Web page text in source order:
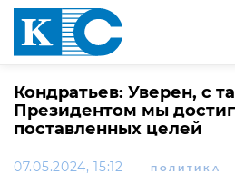
Кондратьев: Уверен, с
Президентом мы
поставленных целей
07.05.2024, 15:12 ПОЛИТИКА